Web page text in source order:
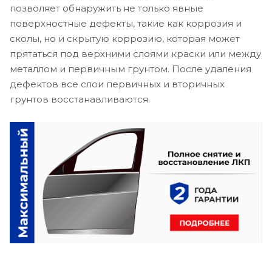
позволяет обнаружить не только явные
поверхностные дефекты, такие как коррозия и
сколы, но и скрытую коррозию, которая может
прятаться под верхними слоями краски или между
металлом и первичным грунтом. После удаления
дефектов все слои первичных и вторичных
грунтов восстанавливаются.